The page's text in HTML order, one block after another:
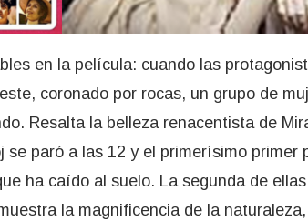
en la película: cuando las
coronado por rocas, un grupo de
Resalta la belleza renacentista de
se paró a las 12 y el primerísimo primer
ha caído al suelo. La segunda de
la magnificencia de la